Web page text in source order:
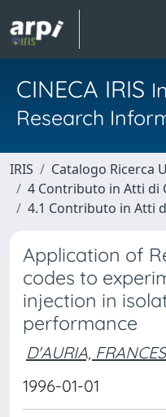
CINECA IRIS
Research
IRIS
Catalogo Ricerca
4 Contributo in Atti di
4.1 Contributo in Atti
Application of
codes to
injection in
performance
D'AURIA,
1996-01-01